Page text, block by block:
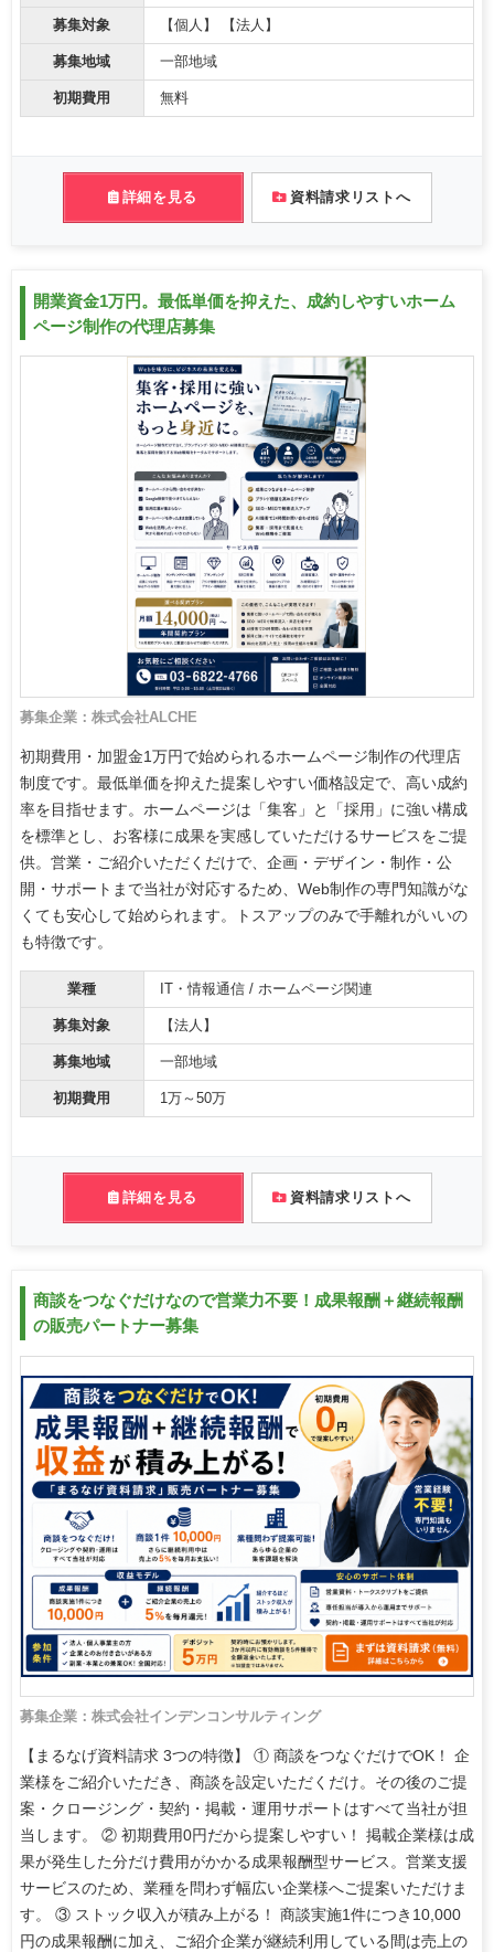
募集対象 【個人】 【法人】
募集地域 一部地域
初期費用 無料
詳細を見る 資料請求リストへ
開業資金1万円。最低単価を抑えた、成約しやすいホーム
ページ制作の代理店募集
募集企業：株式会社ALCHE
初期費用・加盟金1万円で始められるホームページ制作の代理店
制度です。最低単価を抑えた提案しやすい価格設定で、高い成約
率を目指せます。ホームページは「集客」と「採用」に強い構成
を標準とし、お客様に成果を実感していただけるサービスをご提
供。営業・ご紹介いただくだけで、企画・デザイン・制作・公
開・サポートまで当社が対応するため、Web制作の専門知識がな
くても安心して始められます。トスアップのみで手離れがいいの
も特徴です。
業種 IT・情報通信 / ホームページ関連
募集対象 【法人】
募集地域 一部地域
初期費用 1万～50万
詳細を見る 資料請求リストへ
商談をつなぐだけなので営業力不要！成果報酬＋継続報酬
の販売パートナー募集
募集企業：株式会社インデンコンサルティング
【まるなげ資料請求 3つの特徴】 ① 商談をつなぐだけでOK！ 企
業様をご紹介いただき、商談を設定いただくだけ。その後のご提
案・クロージング・契約・掲載・運用サポートはすべて当社が担
当します。 ② 初期費用0円だから提案しやすい！ 掲載企業様は成
果が発生した分だけ費用がかかる成果報酬型サービス。営業支援
サービスのため、業種を問わず幅広い企業様へご提案いただけま
す。 ③ ストック収入が積み上がる！ 商談実施1件につき10,000
円の成果報酬に加え、ご紹介企業が継続利用している間は売上の